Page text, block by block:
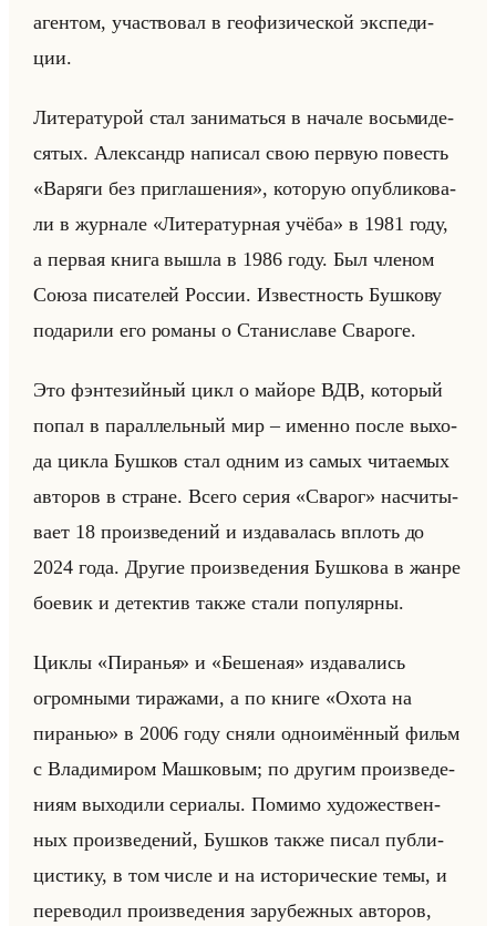
аген­том, участ­во­вал в гео­фи­зи­че­ской экс­пе­ди­
ции.
Ли­те­ра­ту­рой стал за­ни­маться в на­ча­ле восьми­де­
ся­тых. Алек­сандр на­пи­сал свою первую по­весть
«Варяги без приглашения», ко­то­рую опуб­ли­ко­ва­
ли в жур­на­ле «Литературная учёба» в 1981 году,
а пер­вая книга вышла в 1986 году. Был чле­ном
Союза пи­са­те­лей Рос­сии. Из­вест­ность Буш­ко­ву
по­да­ри­ли его ро­ма­ны о Ста­ни­сла­ве Сва­ро­ге.
Это фэн­те­зийный цикл о майо­ре ВДВ, ко­то­рый
попал в па­рал­лельный мир – имен­но после вы­хо­
да цикла Буш­ков стал одним из самых чи­та­емых
ав­то­ров в стране. Всего серия «Сварог» на­счи­ты­
ва­ет 18 про­из­ве­де­ний и из­да­ва­лась вплоть до
2024 года. Дру­гие про­из­ве­де­ния Буш­ко­ва в жанре
бо­евик и де­тек­тив также стали по­пу­ляр­ны.
Циклы «Пиранья» и «Бешеная» из­да­ва­лись
огром­ны­ми ти­ра­жа­ми, а по книге «Охота на
пиранью» в 2006 году сняли од­но­имён­ный фильм
с Вла­ди­ми­ром Маш­ко­вым; по дру­гим про­из­ве­де­
ни­ям вы­хо­ди­ли се­ри­алы. По­ми­мо ху­до­же­ствен­
ных про­из­ве­де­ний, Буш­ков также писал пуб­ли­
ци­сти­ку, в том числе и на ис­то­ри­че­ские темы, и
пе­ре­во­дил про­из­ве­де­ния за­ру­беж­ных ав­то­ров,